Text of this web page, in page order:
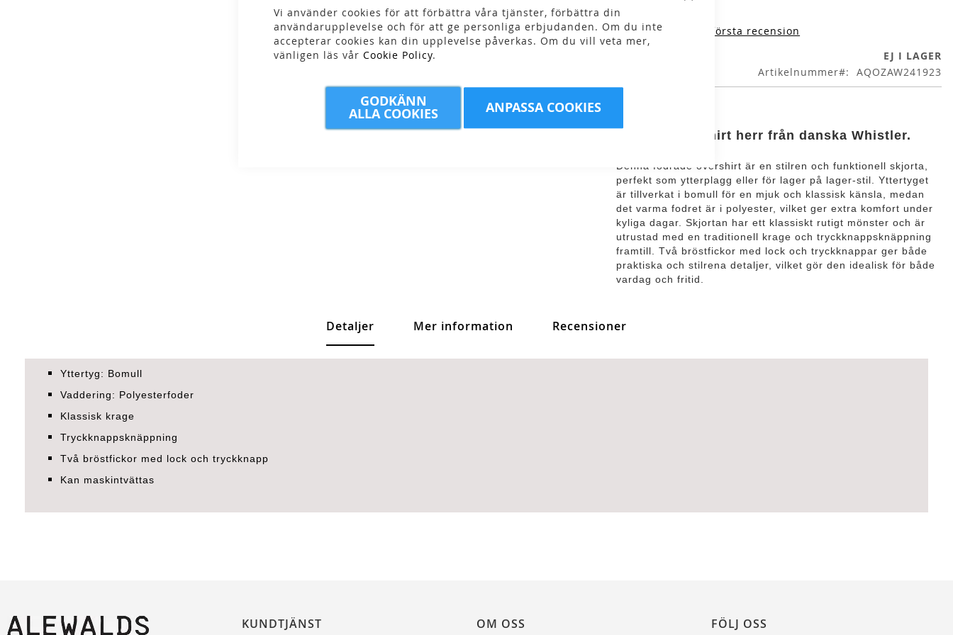
Vi använder cookies för att förbättra våra tjänster, förbättra din
användarupplevelse och för att ge personliga erbjudanden. Om du inte
accepterar cookies kan din upplevelse påverkas. Om du vill veta mer,
vänligen läs vår Cookie Policy.
GODKÄNN
ALLA COOKIES ANPASSA COOKIES
Skriv produktens första recension
EJ I LAGER
Artikelnummer
AQOZAW241923
Fodrad owershirt herr från danska Whistler.
Denna fodrade overshirt är en stilren och funktionell skjorta,
perfekt som ytterplagg eller för lager på lager-stil. Yttertyget
är tillverkat i bomull för en mjuk och klassisk känsla, medan
det varma fodret är i polyester, vilket ger extra komfort under
kyliga dagar. Skjortan har ett klassiskt rutigt mönster och är
utrustad med en traditionell krage och tryckknappsknäppning
framtill. Två bröstfickor med lock och tryckknappar ger både
praktiska och stilrena detaljer, vilket gör den idealisk för både
vardag och fritid.
Detaljer
Yttertyg: Bomull
Vaddering: Polyesterfoder
Klassisk krage
Tryckknappsknäppning
Två bröstfickor med lock och tryckknapp
Kan maskintvättas
Mer information Recensioner
KUNDTJÄNST OM OSS FÖLJ OSS